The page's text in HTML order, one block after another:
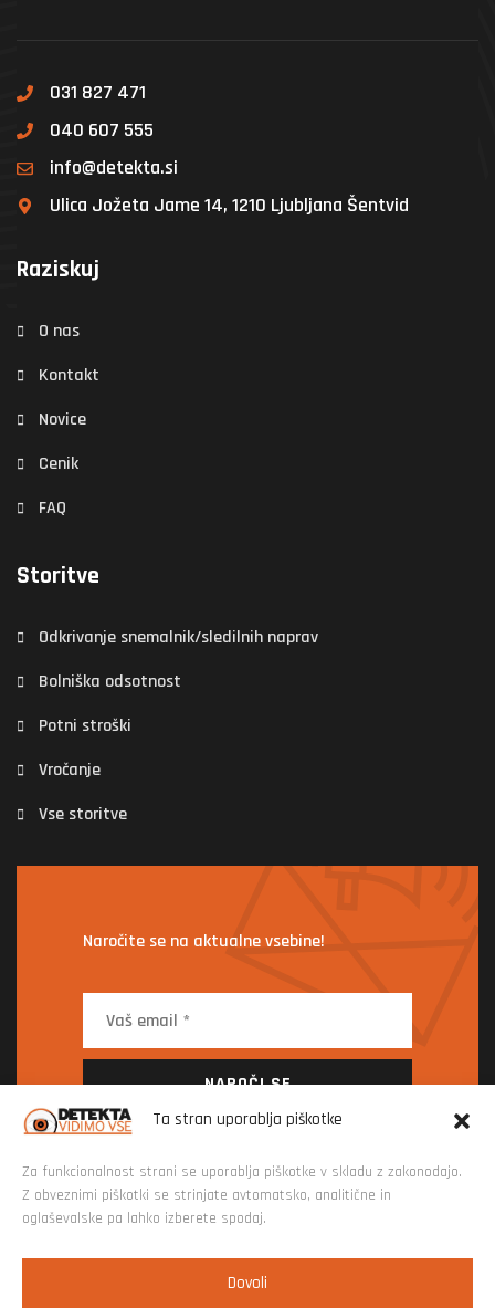
Ta stran uporablja piškotke
Za funkcionalnost strani se uporablja piškotke v skladu z zakonodajo.
Z obveznimi piškotki se strinjate avtomatsko, analitične in
oglaševalske pa lahko izberete spodaj.
Dovoli
031 827 471
040 607 555
info@detekta.si
Ulica Jožeta Jame 14, 1210 Ljubljana Šentvid
Raziskuj
O nas
Kontakt
Novice
Cenik
FAQ
Storitve
Odkrivanje snemalnik/sledilnih naprav
Bolniška odsotnost
Potni stroški
Vročanje
Vse storitve
Naročite se na aktualne vsebine!
NAROČI SE